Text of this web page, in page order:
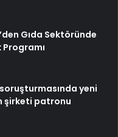
Gıda Sektöründe
yeni
şirketi patronu